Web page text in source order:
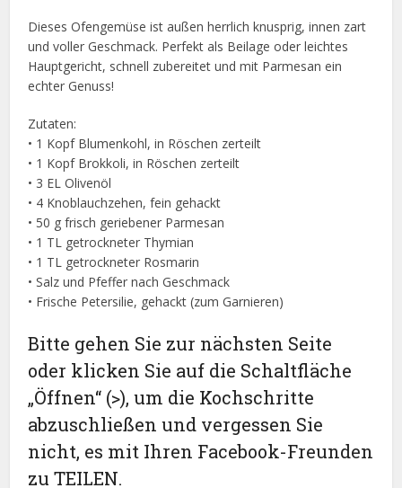
Dieses Ofengemüse ist außen herrlich knusprig, innen zart
und voller Geschmack. Perfekt als Beilage oder leichtes
Hauptgericht, schnell zubereitet und mit Parmesan ein
echter Genuss!
Zutaten:
• 1 Kopf Blumenkohl, in Röschen zerteilt
• 1 Kopf Brokkoli, in Röschen zerteilt
• 3 EL Olivenöl
• 4 Knoblauchzehen, fein gehackt
• 50 g frisch geriebener Parmesan
• 1 TL getrockneter Thymian
• 1 TL getrockneter Rosmarin
• Salz und Pfeffer nach Geschmack
• Frische Petersilie, gehackt (zum Garnieren)
Bitte gehen Sie zur nächsten Seite
oder klicken Sie auf die Schaltfläche
„Öffnen“ (>), um die Kochschritte
abzuschließen und vergessen Sie
nicht, es mit Ihren Facebook-Freunden
zu TEILEN.